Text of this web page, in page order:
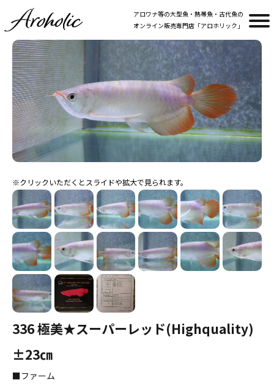
アロワナ等の大型魚・熱帯魚・古代魚の
オンライン販売専門店「アロホリック」
336 極美★スーパーレッド(Highquality)
±23㎝
■ファーム